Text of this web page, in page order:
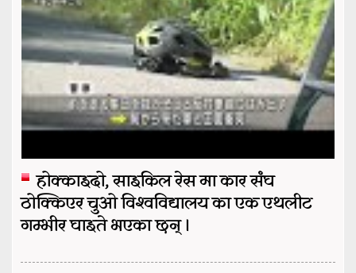
होक्काइदो, साइकिल रेस मा कार संघ
ठोक्किएर चुओ विश्वविद्यालय का एक एथलीट
गम्भीर घाइते भएका छन् ।